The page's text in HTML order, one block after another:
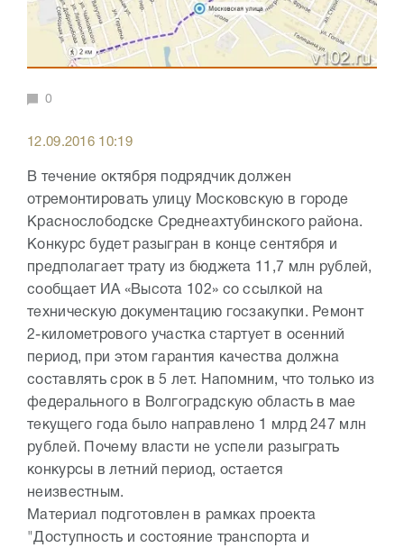
0
12.09.2016 10:19
В течение октября подрядчик должен
отремонтировать улицу Московскую в городе
Краснослободске Среднеахтубинского района.
Конкурс будет разыгран в конце сентября и
предполагает трату из бюджета 11,7 млн рублей,
сообщает ИА «Высота 102» со ссылкой на
техническую документацию госзакупки. Ремонт
2-километрового участка стартует в осенний
период, при этом гарантия качества должна
составлять срок в 5 лет. Напомним, что только из
федерального в Волгоградскую область в мае
текущего года было направлено 1 млрд 247 млн
рублей. Почему власти не успели разыграть
конкурсы в летний период, остается
неизвестным.
Материал подготовлен в рамках проекта
"Доступность и состояние транспорта и